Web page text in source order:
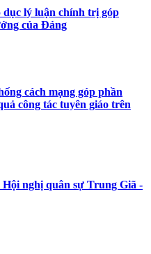
dục lý luận chính trị góp
của Đảng
cách mạng góp phần
công tác tuyên giáo trên
nghị quân sự Trung Giã -